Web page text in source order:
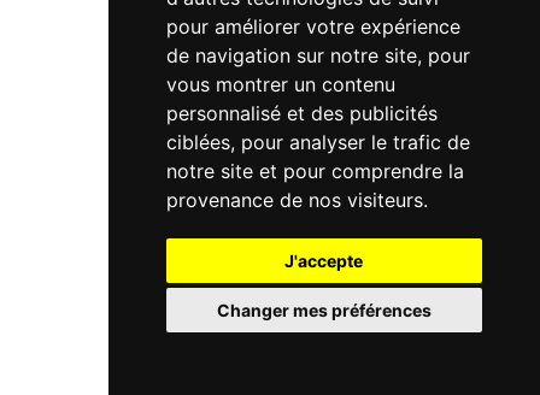
pour améliorer votre expérience
de navigation sur notre site, pour
vous montrer un contenu
personnalisé et des publicités
ciblées, pour analyser le trafic de
notre site et pour comprendre la
provenance de nos visiteurs.
J'accepte
Changer mes préférences